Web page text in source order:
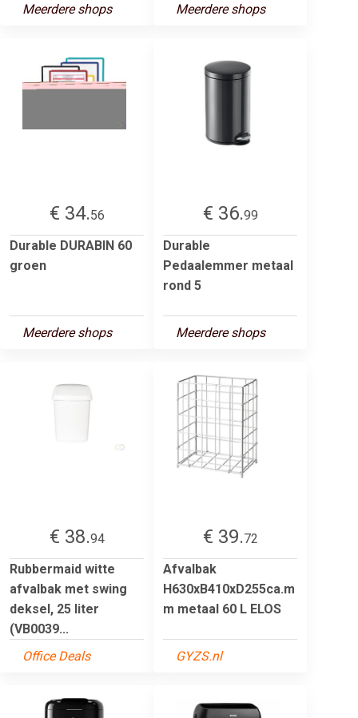
Meerdere shops Meerdere shops
€ 34.56
Durable DURABIN 60
groen
Meerdere shops
€ 36.99
Durable
Pedaalemmer metaal
rond 5
Meerdere shops
€ 38.94
Rubbermaid witte
afvalbak met swing
deksel, 25 liter
(VB0039...
Office Deals
€ 39.72
Afvalbak
H630xB410xD255ca.m
m metaal 60 L ELOS
GYZS.nl